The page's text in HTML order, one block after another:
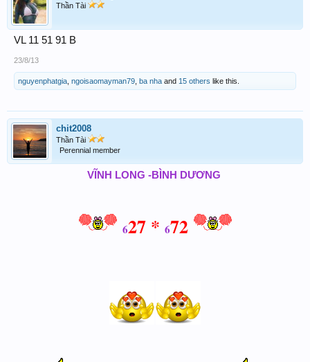
Thần Tài
VL 11 51 91 B
23/8/13
nguyenphatgia ngoisaomayman79 ba nha and 15 others like this.
chit2008
Thần Tài
Perennial member
VĨNH LONG -BÌNH DƯƠNG
627 * 672